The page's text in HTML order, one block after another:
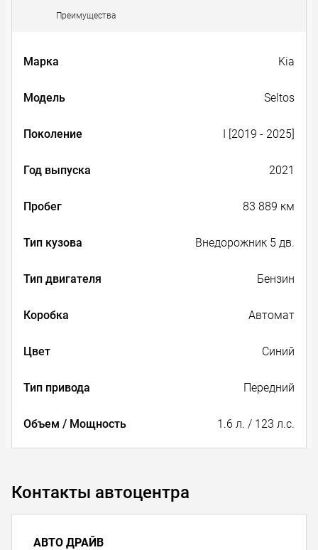
Преимущества
Марка Kia
Модель Seltos
Поколение I [2019 - 2025]
Год выпуска 2021
Пробег 83 889 км
Тип кузова Внедорожник 5 дв.
Тип двигателя Бензин
Коробка Автомат
Цвет Синий
Тип привода Передний
Объем / Мощность 1.6 л. / 123 л.с.
Контакты автоцентра
АВТО ДРАЙВ